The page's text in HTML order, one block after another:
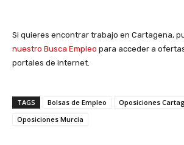
Si quieres encontrar trabajo en Cartagena,
nuestro Busca Empleo para acceder a
portales de internet.
TAGS Bolsas de Empleo
Oposiciones
Oposiciones Murcia